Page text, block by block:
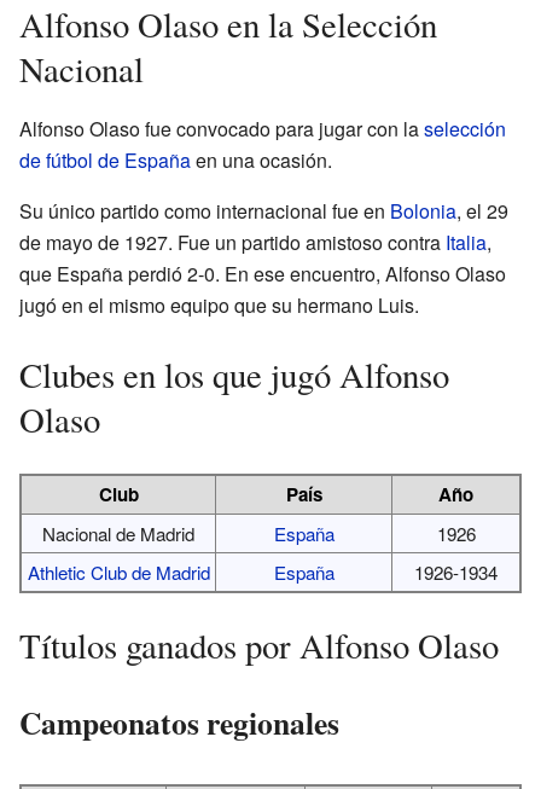
Alfonso Olaso en la Selección
Nacional
Alfonso Olaso fue convocado para jugar con laselección
de fútbol de Españaen una ocasión.
Su único partido como internacional fue en Bolonia, el 29
de mayo de 1927. Fue un partido amistoso contra Italia,
que España perdió 2-0. En ese encuentro, Alfonso Olaso
jugó en el mismo equipo que su hermano Luis.
Clubes en los que jugó Alfonso
Olaso
Club País Año
Nacional de Madrid España
1926
Athletic Club de Madrid
España 1926-1934
Títulos ganados por Alfonso Olaso
Campeonatos regionales